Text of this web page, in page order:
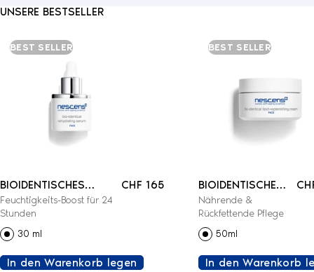
UNSERE BESTSELLER
BEST SELLER
BIOIDENTISCHES
FEUCHTIGKEITSSERUM
Feuchtigkeits-Boost für 24
Stunden
CHF 165
30 ml
In den Warenkorb legen
BEST SELLER
BIOIDENTISCHE
LIPID-
REPLENISHING-
CREME
Nährende &
Rückfettende Pflege
50ml
In den Warenkorb